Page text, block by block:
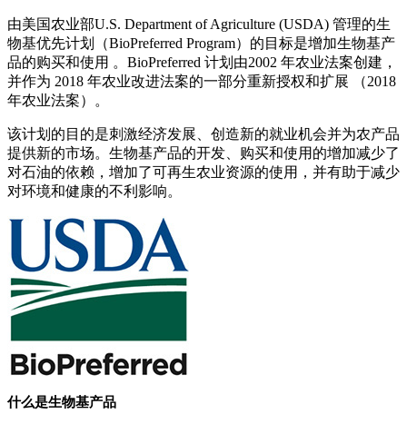
由美国农业部U.S. Department of Agriculture (USDA) 管理的生
物基优先计划（BioPreferred Program）的目标是增加生物基产
品的购买和使用 。BioPreferred 计划由2002 年农业法案创建，
并作为 2018 年农业改进法案的一部分重新授权和扩展 （2018
年农业法案）。
该计划的目的是刺激经济发展、创造新的就业机会并为农产品
提供新的市场。生物基产品的开发、购买和使用的增加减少了
对石油的依赖，增加了可再生农业资源的使用，并有助于减少
对环境和健康的不利影响。
什么是生物基产品